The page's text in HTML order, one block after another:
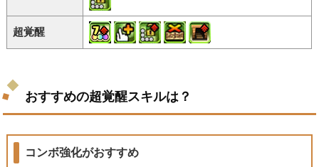
超覚醒
おすすめの超覚醒スキルは？
コンボ強化がおすすめ